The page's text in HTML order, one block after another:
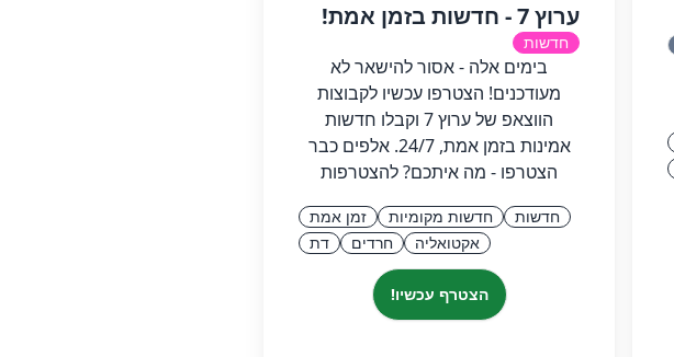
ערוץ 7 - חדשות בזמן אמת!
חדשות
בימים אלה - אסור להישאר לא
מעודכנים! הצטרפו עכשיו לקבוצות
הווצאפ של ערוץ 7 וקבלו חדשות
אמינות בזמן אמת, 24/7. אלפים כבר
הצטרפו - מה איתכם? להצטרפות
חדשות חדשות מקומיות
זמן אמת
אקטואליה
חרדים דת
הצטרף עכשיו!